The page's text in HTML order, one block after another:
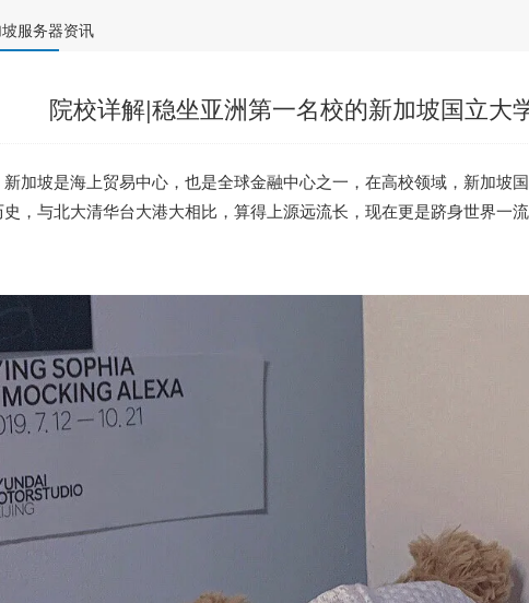
服务器资讯
院校详解|稳坐亚洲第一名校的新加坡国立大
新加坡是海上贸易中心，也是全球金融中心之一，在高校领域， 新加坡
，与北大清华台大港大相比，算得上源远流长，现在更是跻身世界一